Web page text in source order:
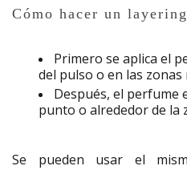
Cómo hacer un
Primero se aplica el
del pulso o en las zonas
Después, el perfume
punto o alrededor de la
Se pueden usar el